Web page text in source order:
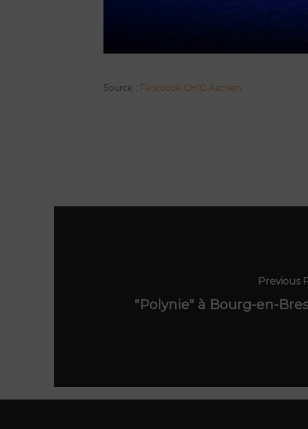
Source : Facebook CHIO Aachen
Previous
"Polynie" à Bourg-en-